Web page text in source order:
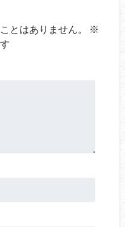
とはありません。
※